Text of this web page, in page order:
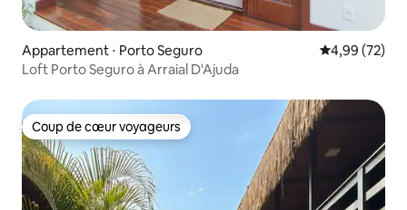
Appartement ⋅ Porto Seguro Évaluation
4,99 (72)
Loft Porto Seguro à Arraial D'Ajuda
Coup de cœur voyageurs
Coup de cœur voyageurs